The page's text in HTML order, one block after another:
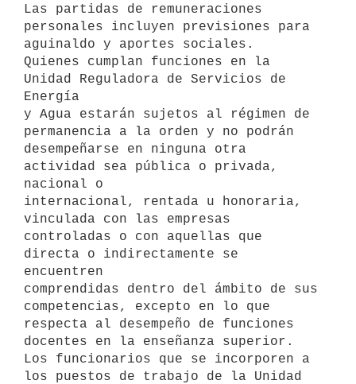
Las partidas de remuneraciones
personales incluyen previsiones para
aguinaldo y aportes sociales.
Quienes cumplan funciones en la
Unidad Reguladora de Servicios de
Energía
y Agua estarán sujetos al régimen de
permanencia a la orden y no podrán
desempeñarse en ninguna otra
actividad sea pública o privada,
nacional o
internacional, rentada u honoraria,
vinculada con las empresas
controladas o con aquellas que
directa o indirectamente se
encuentren
comprendidas dentro del ámbito de sus
competencias, excepto en lo que
respecta al desempeño de funciones
docentes en la enseñanza superior.
Los funcionarios que se incorporen a
los puestos de trabajo de la Unidad